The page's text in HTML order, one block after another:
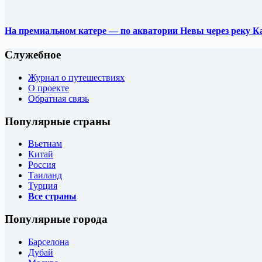
На премиальном катере — по акватории Невы через реку
Служебное
Журнал о путешествиях
О проекте
Обратная связь
Популярные страны
Вьетнам
Китай
Россия
Таиланд
Турция
Все страны
Популярные города
Барселона
Дубай